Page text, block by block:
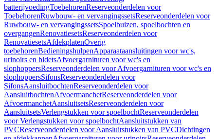
batterijvoedingToebehorenReserveonderdelen voor
ToebehorenRuwbouw- en vervangingssetsReserveonderdelen voor
Ruwbouw- en vervangingssetsSpoelbuizen, spoelbochten en
overgangenRenovatiesetsReserveonderdelen voor
RenovatiesetsAfdekplatenOverig
toebehorenBedieningshulpenApparaataansluitingen voor wc's,
urinoirs en bidetsAfvoergarnituren voor wc's en
slophoppersReserveonderdelen voor Afvoergarnituren voor wc's en
slophoppersSifonsReserveonderdelen voor
SifonsAansluitbochtenReserveonderdelen voor
AansluitbochtenAfvoermanchetReserveonderdelen voor
AfvoermanchetAansluitsetsReserveonderdelen voor
AansluitsetsVerlengstukken voor spoelbochtReserveonderdelen
voor Verlengstukken voor spoelbochtAansluitstukken van
PVCReserveonderdelen voor Aansluitstukken van PVCDichtingen